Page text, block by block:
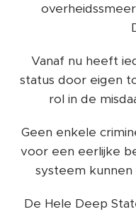
Vanaf nu heeft
status door eigen
rol in de
Geen enkele
voor een eerlijke
systeem
De Hele Deep